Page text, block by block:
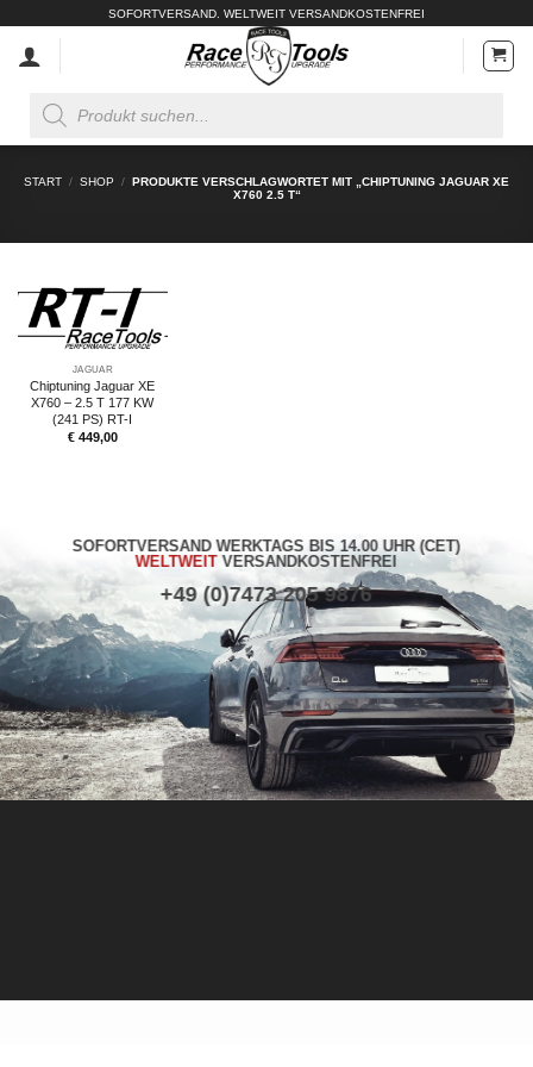
springen
SOFORTVERSAND. WELTWEIT VERSANDKOSTENFREI
search
START / SHOP / PRODUKTE VERSCHLAGWORTET MIT „CHIPTUNING JAGUAR XE
X760 2.5 T“
JAGUAR
Chiptuning Jaguar XE
X760 – 2.5 T 177 KW
(241 PS) RT-I
€449,00
SOFORTVERSAND WERKTAGS BIS 14.00 UHR (CET)
WELTWEITVERSANDKOSTENFREI
+49 (0)7473 205 9876